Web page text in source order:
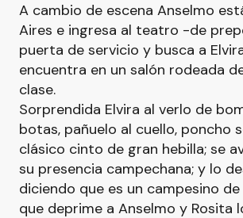
A cambio de escena Anselmo
Aires e ingresa al teatro -de
puerta de servicio y busca a
encuentra en un salón rodeada
clase.
Sorprendida Elvira al verlo de
botas, pañuelo al cuello, poncho
clásico cinto de gran hebilla; se
su presencia campechana; y lo
diciendo que es un campesino
que deprime a Anselmo y Rosita